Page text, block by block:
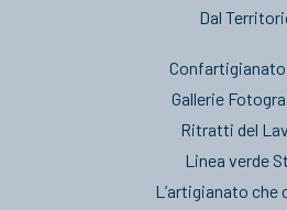
Dal
Confartigianato
Gallerie
Ritratti del
Linea verde
L’artigianato che